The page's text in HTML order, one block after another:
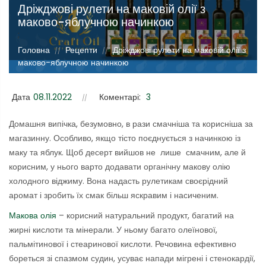
Дріжджові рулети на маковій олії з
маково-яблучною начинкою
;
Головна // Рецепти // Дріжджові рулети на маковій олії з
маково-яблучною начинкою
Дата 08.11.2022 Коментарі: 3
Домашня випічка, безумовно, в рази смачніша та корисніша за
магазинну. Особливо, якщо тісто поєднується з начинкою із
маку та яблук. Щоб десерт вийшов не лише смачним, але й
корисним, у нього варто додавати органічну макову олію
холодного віджиму. Вона надасть рулетикам своєрідний
аромат і зробить їх смак більш яскравим і насиченим.
Макова олія – корисний натуральний продукт, багатий на
жирні кислоти та мінерали. У ньому багато олеїнової,
пальмітинової і стеаринової кислоти. Речовина ефективно
бореться зі спазмом судин, усуває напади мігрені і стенокардії,